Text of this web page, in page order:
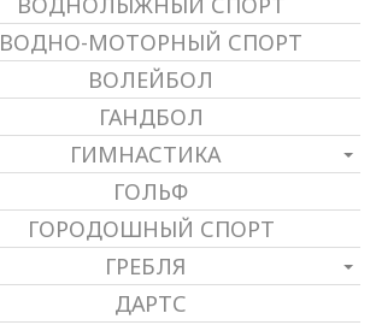
ВОДНО-МОТОРНЫЙ СПОРТ
ВОЛЕЙБОЛ
ГАНДБОЛ
ГИМНАСТИКА
ГОЛЬФ
ГОРОДОШНЫЙ СПОРТ
ГРЕБЛЯ
ДАРТС